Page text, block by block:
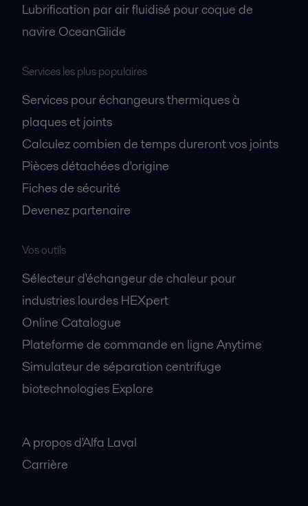
Lubrification par air fluidisé pour coque de
navire OceanGlide
Services les plus populaires
Services pour échangeurs thermiques à
plaques et joints
Calculez combien de temps dureront vos joints
Pièces détachées d'origine
Fiches de sécurité
Devenez partenaire
Vos outils
Sélecteur d'échangeur de chaleur pour
industries lourdes HEXpert
Online Catalogue
Plateforme de commande en ligne Anytime
Simulateur de séparation centrifuge
biotechnologies Explore
A propos d'Alfa Laval
Carrière